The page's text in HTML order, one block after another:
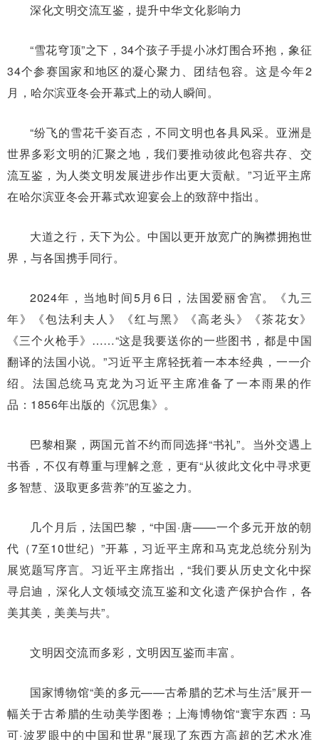
深化文明交流互鉴，提升中华文化影响力
“雪花穹顶”之下，34个孩子手提小冰灯围合环抱，象征
34个参赛国家和地区的凝心聚力、团结包容。这是今年2
月，哈尔滨亚冬会开幕式上的动人瞬间。
“纷飞的雪花千姿百态，不同文明也各具风采。亚洲是
世界多彩文明的汇聚之地，我们要推动彼此包容共存、交
流互鉴，为人类文明发展进步作出更大贡献。”习近平主席
在哈尔滨亚冬会开幕式欢迎宴会上的致辞中指出。
大道之行，天下为公。中国以更开放宽广的胸襟拥抱世
界，与各国携手同行。
2024年，当地时间5月6日，法国爱丽舍宫。《九三
年》《包法利夫人》《红与黑》《高老头》《茶花女》
《三个火枪手》……“这是我要送你的一些图书，都是中国
翻译的法国小说。”习近平主席轻抚着一本本经典，一一介
绍。法国总统马克龙为习近平主席准备了一本雨果的作
品：1856年出版的《沉思集》。
巴黎相聚，两国元首不约而同选择“书礼”。当外交遇上
书香，不仅有尊重与理解之意，更有“从彼此文化中寻求更
多智慧、汲取更多营养”的互鉴之力。
几个月后，法国巴黎，“中国·唐——一个多元开放的朝
代（7至10世纪）”开幕，习近平主席和马克龙总统分别为
展览题写序言。习近平主席指出，“我们要从历史文化中探
寻启迪，深化人文领域交流互鉴和文化遗产保护合作，各
美其美，美美与共”。
文明因交流而多彩，文明因互鉴而丰富。
国家博物馆“美的多元——古希腊的艺术与生活”展开一
幅关于古希腊的生动美学图卷；上海博物馆“寰宇东西：马
可·波罗眼中的中国和世界”展现了东西方高超的艺术水准